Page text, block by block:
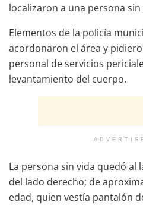
localizaron a una persona sin
Elementos de la policía
acordonaron el área y
personal de servicios
levantamiento del cuerpo.
La persona sin vida quedó al
del lado derecho; de
edad, quien vestía pantalón